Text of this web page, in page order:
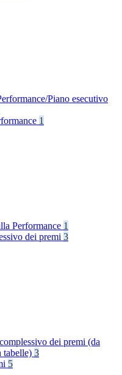
Piano esecutivo
1
Performance 1
dei premi 3
dei premi (da
tabelle) 3
5